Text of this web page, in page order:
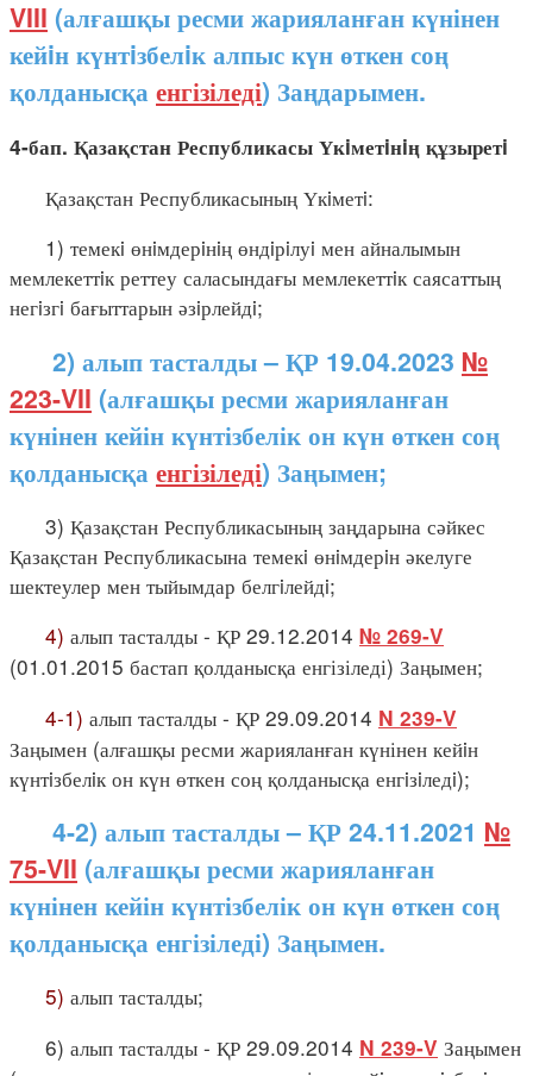
VIII (алғашқы ресми жарияланған күнінен
кейiн күнтiзбелiк алпыс күн өткен соң
қолданысқа енгізіледі) Заңдарымен.
4-бап. Қазақстан Республикасы Үкiметiнiң құзыретi
Қазақстан Республикасының Үкiметi:
1) темекi өнiмдерiнiң өндiрiлуi мен айналымын
мемлекеттiк реттеу саласындағы мемлекеттiк саясаттың
негiзгi бағыттарын әзiрлейдi;
2) алып тасталды – ҚР 19.04.2023 №
223-VII (алғашқы ресми жарияланған
күнінен кейін күнтізбелік он күн өткен соң
қолданысқа енгізіледі) Заңымен;
3) Қазақстан Республикасының заңдарына сәйкес
Қазақстан Республикасына темекi өнiмдерiн әкелуге
шектеулер мен тыйымдар белгiлейдi;
4) алып тасталды - ҚР 29.12.2014 № 269-V
(01.01.2015 бастап қолданысқа енгізіледі) Заңымен;
4-1) алып тасталды - ҚР 29.09.2014 N 239-V
Заңымен (алғашқы ресми жарияланған күнінен кейiн
күнтiзбелiк он күн өткен соң қолданысқа енгiзiледi);
4-2) алып тасталды – ҚР 24.11.2021 №
75-VII (алғашқы ресми жарияланған
күнінен кейін күнтізбелік он күн өткен соң
қолданысқа енгізіледі) Заңымен.
5) алып тасталды;
6) алып тасталды - ҚР 29.09.2014 N 239-V Заңымен